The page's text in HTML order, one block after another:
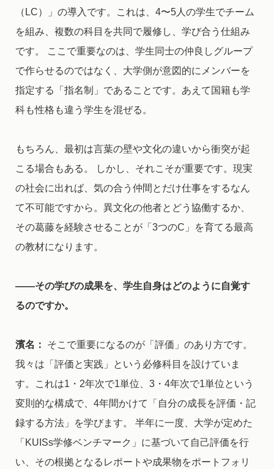
（LC）」の導入です。これは、4〜5人の学生でチーム
を組み、複数の科目を共同で履修し、学び合う仕組み
です。 ここで重要なのは、学生同士の仲良しグループ
で作らせるのではなく、大学側が意図的にメンバーを
指定する「指名制」であることです。あえて国籍も学
科も性格も違う学生を混ぜる。
もちろん、最初は言葉の壁や文化の違いから衝突が起
こる場合もある。 しかし、それこそが重要です。現実
の社会に出れば、気の合う仲間とだけ仕事をするなん
て不可能ですから。異文化の他者とどう協働するか、
その葛藤を経験させることが「3つのC」を育てる最高
の教材になります。
――その学びの成果を、学生自身はどのように自覚す
るのですか。
濱名：
そこで重要になるのが「評価」のあり方です。
我々は「評価と実践」という必修科目を設けていま
す。これは1・2年次で1単位、3・4年次で1単位という
変則的な構成で、4年間かけて「自分の成長を評価・記
録する方法」を学びます。 半年に一度、大学が定めた
「KUISs学修ベンチマーク」に基づいて自己評価を行
い、その根拠となるレポートや成果物をポートフォリ